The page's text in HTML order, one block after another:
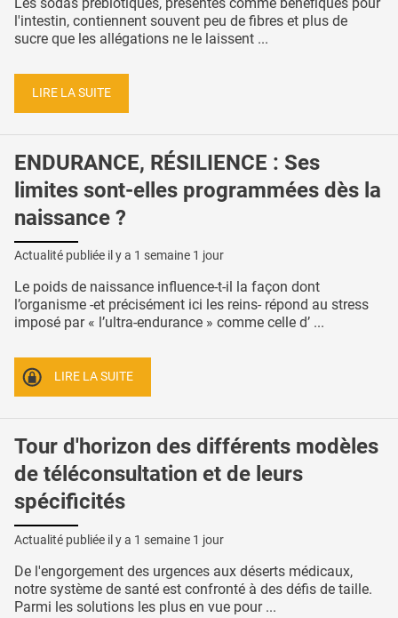
l'intestin, contiennent souvent peu de fibres et plus de
sucre que les allégations ne le laissent ...
LIRE LA SUITE
ENDURANCE, RÉSILIENCE : Ses
limites sont-elles programmées dès la
naissance ?
Actualité publiée il y a 1 semaine 1 jour
Le poids de naissance influence-t-il la façon dont
l’organisme -et précisément ici les reins- répond au stress
imposé par « l’ultra-endurance » comme celle d’ ...
LIRE LA SUITE
Tour d'horizon des différents modèles
de téléconsultation et de leurs
spécificités
Actualité publiée il y a 1 semaine 1 jour
De l'engorgement des urgences aux déserts médicaux,
notre système de santé est confronté à des défis de taille.
Parmi les solutions les plus en vue pour ...